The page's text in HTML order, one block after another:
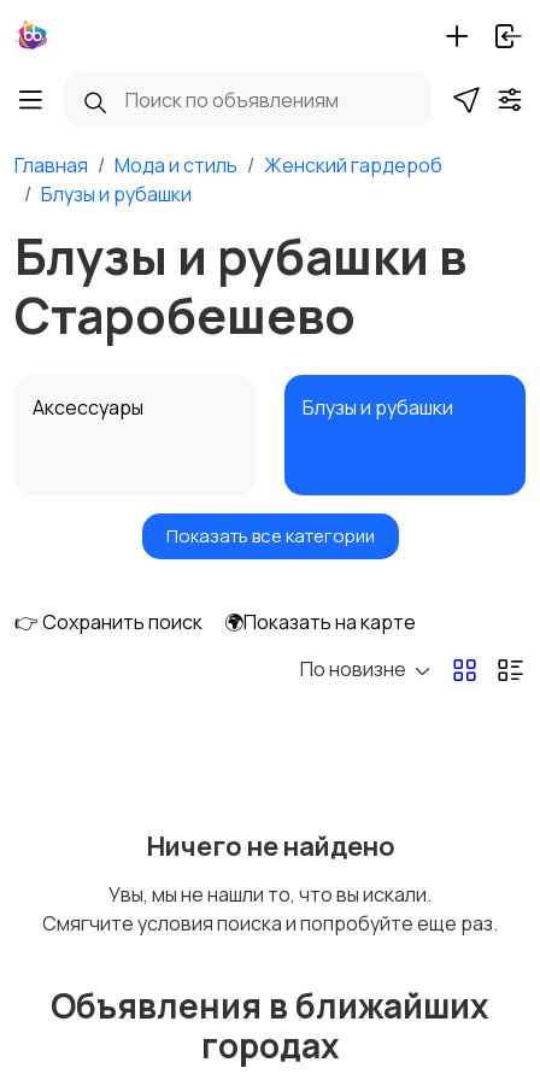
Главная Мода и стиль
Женский гардероб
Блузы и рубашки
Блузы и рубашки в
Старобешево
Аксессуары Блузы и рубашки
Будущим мамам Верхняя одежда
Домашняя одежда
Показать все категории
👉 Сохранить поиск
🌍Показать на карте
По новизне
Ничего не найдено
Увы, мы не нашли то, что вы искали.
Смягчите условия поиска и попробуйте еще раз.
Объявления в ближайших
городах